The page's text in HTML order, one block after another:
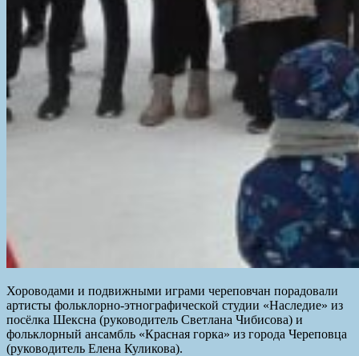
Хороводами и подвижными играми череповчан порадовали
артисты фольклорно-этнографической студии «Наследие» из
посёлка Шексна (руководитель Светлана Чибисова) и
фольклорный ансамбль «Красная горка» из города Череповца
(руководитель Елена Куликова).